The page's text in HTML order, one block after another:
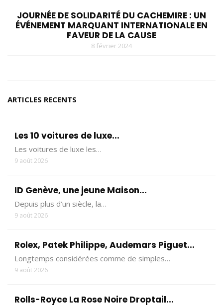
​JOURNÉE DE SOLIDARITÉ DU CACHEMIRE : UN
ÉVÉNEMENT MARQUANT INTERNATIONALE EN
FAVEUR DE LA CAUSE
8 février 2024
ARTICLES RECENTS
Les 10 voitures de luxe...
Les voitures de luxe les…
9 août 2026
ID Genève, une jeune Maison...
Depuis plus d’un siècle, la…
9 août 2026
Rolex, Patek Philippe, Audemars Piguet...
Longtemps considérées comme de simples…
9 août 2026
Rolls-Royce La Rose Noire Droptail...